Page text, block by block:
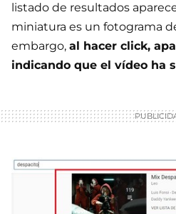
listado de resultados
miniatura es un fotograma
embargo, al hacer click,
indicando que el vídeo ha